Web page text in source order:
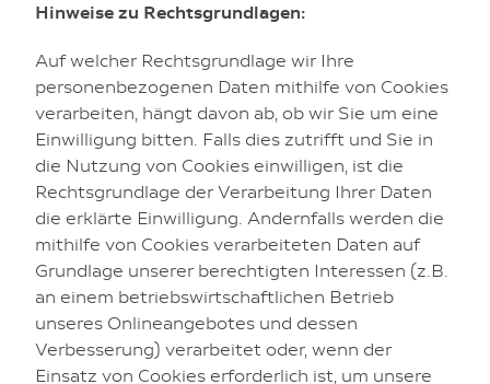
Hinweise zu Rechtsgrundlagen:
Auf welcher Rechtsgrundlage wir Ihre
personenbezogenen Daten mithilfe von Cookies
verarbeiten, hängt davon ab, ob wir Sie um eine
Einwilligung bitten. Falls dies zutrifft und Sie in
die Nutzung von Cookies einwilligen, ist die
Rechtsgrundlage der Verarbeitung Ihrer Daten
die erklärte Einwilligung. Andernfalls werden die
mithilfe von Cookies verarbeiteten Daten auf
Grundlage unserer berechtigten Interessen (z.B.
an einem betriebswirtschaftlichen Betrieb
unseres Onlineangebotes und dessen
Verbesserung) verarbeitet oder, wenn der
Einsatz von Cookies erforderlich ist, um unsere